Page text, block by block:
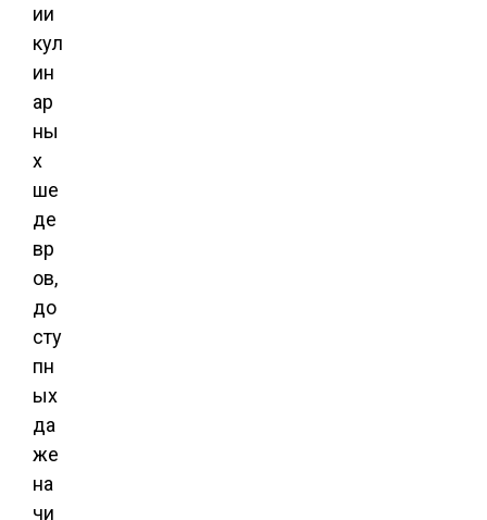
ии
кул
ин
ар
ны
х
ше
де
вр
ов,
до
сту
пн
ых
да
же
на
чи